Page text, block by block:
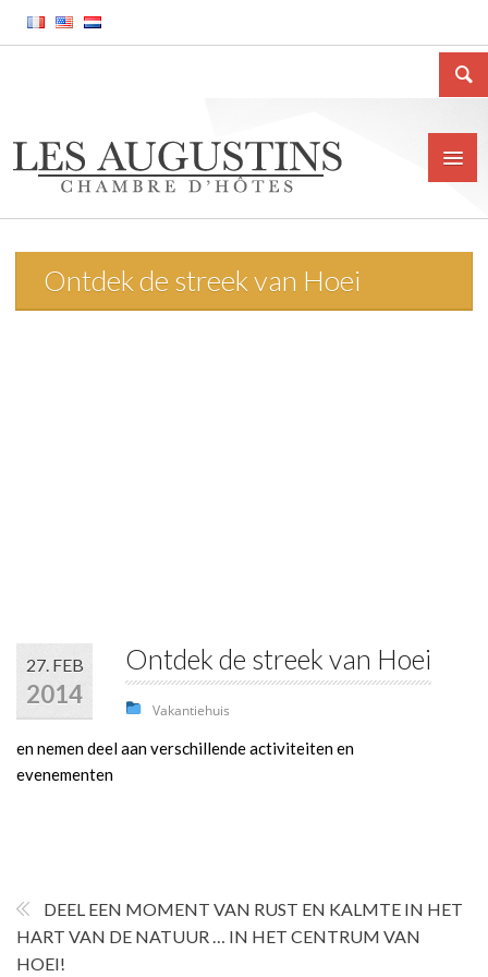
Home
Ontdek de streek van Hoei
27. FEB
2014
Ontdek de streek van Hoei
Vakantiehuis
en nemen deel aan verschillende activiteiten en
evenementen
DEEL EEN MOMENT VAN RUST EN KALMTE IN HET
HART VAN DE NATUUR … IN HET CENTRUM VAN
HOEI!